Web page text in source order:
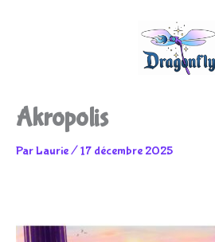
contenu
Akropolis
ParLaurie/17 décembre 2025